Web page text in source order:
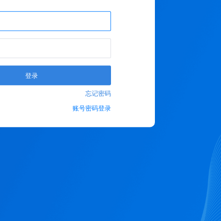
登录
忘记密码
账号密码登录